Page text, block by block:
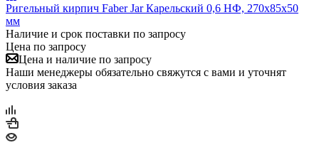
Ригельный кирпич Faber Jar Карельский 0,6 НФ, 270х85х50
мм
Наличие и срок поставки по запросу
Цена по запросу
Цена и наличие по запросу
Наши менеджеры обязательно свяжутся с вами и уточнят
условия заказа